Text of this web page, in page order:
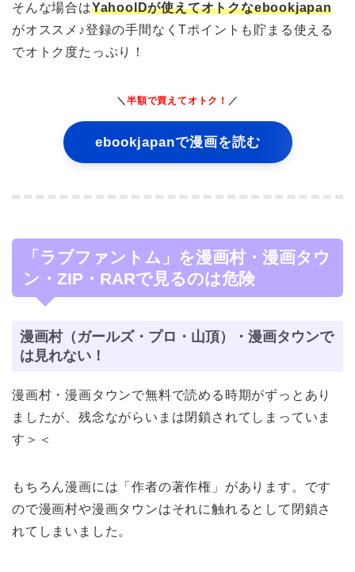
そんな場合はYahooIDが使えてオトクなebookjapan
がオススメ♪登録の手間なくTポイントも貯まる使える
でオトク度たっぷり！
＼ 半額で買えてオトク！ ／
ebookjapanで漫画を読む
「ラブファントム」を漫画村・漫画タウ
ン・ZIP・RARで見るのは危険
漫画村（ガールズ・プロ・山頂）・漫画タウンで
は見れない！
漫画村・漫画タウンで無料で読める時期がずっとあり
ましたが、残念ながらいまは閉鎖されてしまっていま
す＞＜
もちろん漫画には「作者の著作権」があります。です
ので漫画村や漫画タウンはそれに触れるとして閉鎖さ
れてしまいました。